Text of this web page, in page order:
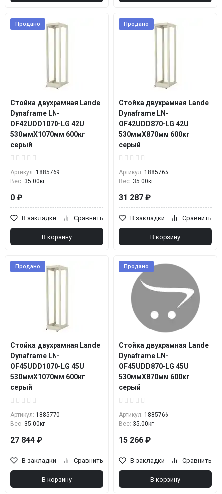
Продано
Стойка двухрамная Lande
Dynaframe LN-
OF42UDD1070-LG 42U
530ммX1070мм 600кг
серый
Артикул: 1885769
Вес: 35.00кг
0 ₽
В закладки Сравнить
В корзину
Продано
Стойка двухрамная Lande
Dynaframe LN-
OF42UDD870-LG 42U
530ммX870мм 600кг
серый
Артикул: 1885765
Вес: 35.00кг
31 287 ₽
В закладки Сравнить
В корзину
Продано
Стойка двухрамная Lande
Dynaframe LN-
OF45UDD1070-LG 45U
530ммX1070мм 600кг
серый
Артикул: 1885770
Вес: 35.00кг
27 844 ₽
В закладки Сравнить
В корзину
Продано
Стойка двухрамная Lande
Dynaframe LN-
OF45UDD870-LG 45U
530ммX870мм 600кг
серый
Артикул: 1885766
Вес: 35.00кг
15 266 ₽
В закладки Сравнить
В корзину